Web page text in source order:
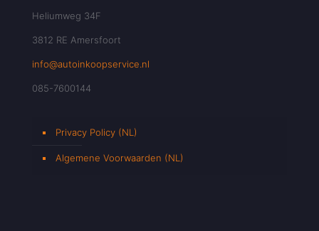
Heliumweg 34F
3812 RE Amersfoort
info@autoinkoopservice.nl
085-7600144
Privacy Policy (NL)
Algemene Voorwaarden (NL)